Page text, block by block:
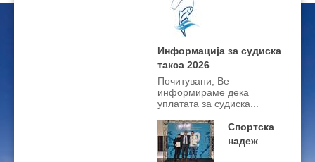
Информација за судиска
такса 2026
Почитувани, Ве
информираме дека
уплатата за судиска...
Спортска
надеж